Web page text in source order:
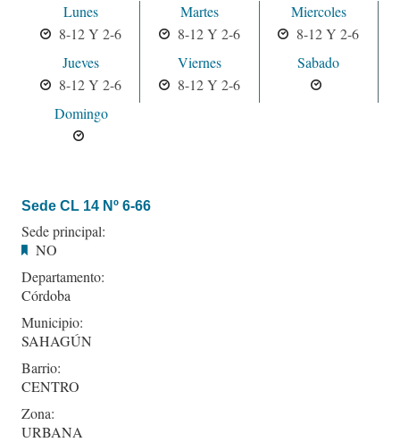
Lunes
8-12 Y 2-6
Martes
8-12 Y 2-6
Miercoles
8-12 Y 2-6
Jueves
8-12 Y 2-6
Viernes
8-12 Y 2-6
Sabado
Domingo
Sede CL 14 Nº 6-66
Sede principal:
NO
Departamento:
Córdoba
Municipio:
SAHAGÚN
Barrio:
CENTRO
Zona:
URBANA